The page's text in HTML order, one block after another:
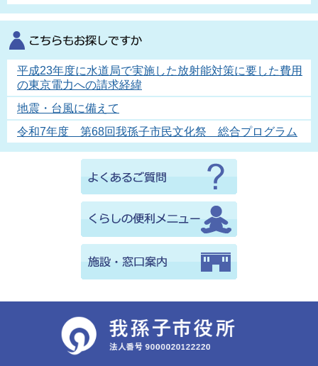
平成23年度に水道局で実施した放射能対策に要した費用
の東京電力への請求経緯
地震・台風に備えて
令和7年度 第68回我孫子市民文化祭 総合プログラム